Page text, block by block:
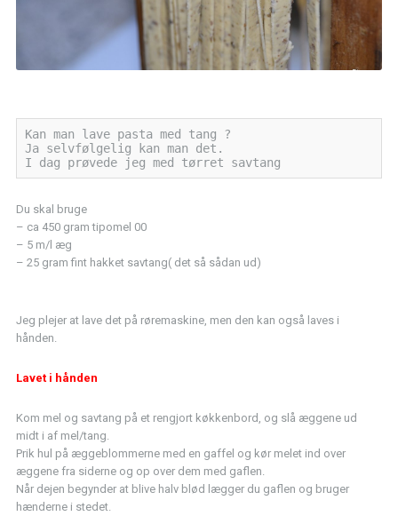
Kan man lave pasta med tang ?
Ja selvfølgelig kan man det.
I dag prøvede jeg med tørret savtang
Du skal bruge
– ca 450 gram tipomel 00
– 5 m/l æg
– 25 gram fint hakket savtang( det så sådan ud)
Jeg plejer at lave det på røremaskine, men den kan også laves i
hånden.
Lavet i hånden
Kom mel og savtang på et rengjort køkkenbord, og slå æggene ud
midt i af mel/tang.
Prik hul på æggeblommerne med en gaffel og kør melet ind over
æggene fra siderne og op over dem med gaflen.
Når dejen begynder at blive halv blød lægger du gaflen og bruger
hænderne i stedet.